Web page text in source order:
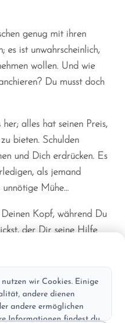
genug mit ihren
es ist unwahrscheinlich,
wollen. Und wie
Du musst doch
alles hat seinen Preis,
bieten. Schulden
und Dich erdrücken. Es
als jemand
Mühe…
Kopf, während Du
der Dir seine Hilfe
wir Cookies. Einige
andere dienen
andere ermöglichen
Informationen findest du